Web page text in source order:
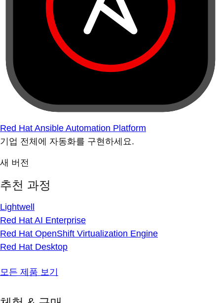
Red Hat Ansible Automation Platform
기업 전체에 자동화를 구현하세요.
새 버전
추천 과정
Lightwell
Red Hat AI Enterprise
Red Hat OpenShift Virtualization Engine
Red Hat Desktop
모든 제품 보기